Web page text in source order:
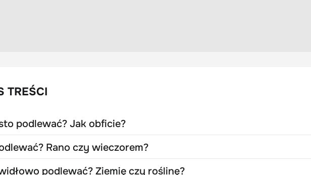
TREŚCI
podlewać? Jak obficie?
Rano czy wieczorem?
podlewać? Ziemię czy roślinę?